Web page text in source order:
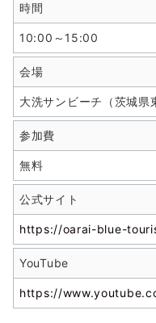
時間
10:00～15:00
会場
大洗サンビーチ（茨城県
参加費
無料
公式サイト
https://oarai-blue-
YouTube
https://